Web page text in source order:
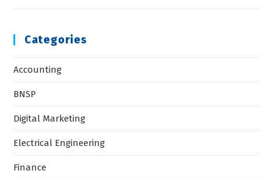
Categories
Accounting
BNSP
Digital Marketing
Electrical Engineering
Finance